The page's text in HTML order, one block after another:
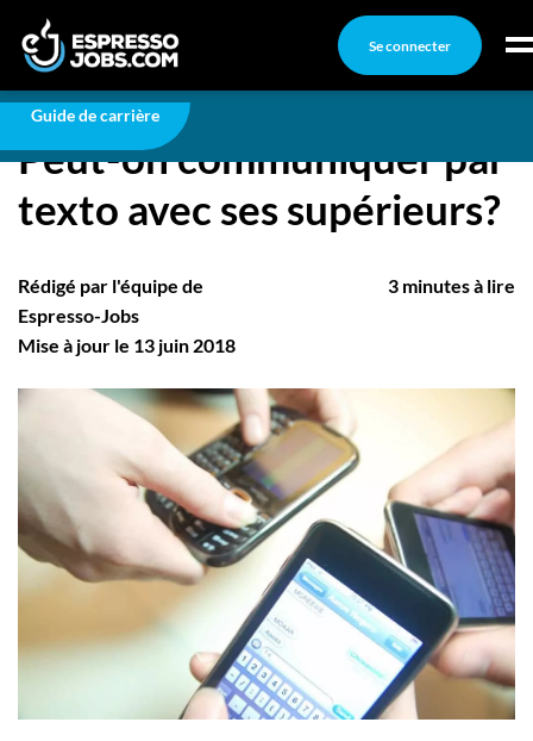
Se connecter
Connexion
Créez un compte
Emplois
Compagnies
Ma boîte à outils
Conseils carrière
Nos chroniques
Inscrivez-vous à l'infolettre
Employeurs
Publiez une offre d'emploi
Guide de carrière
Carrière
Peut-on communiquer par texto avec ses
supérieurs?
Peut-on communiquer par
texto avec ses supérieurs?
Rédigé par l'équipe de
Espresso-Jobs
Mise à jour le 13 juin 2018
3 minutes à lire